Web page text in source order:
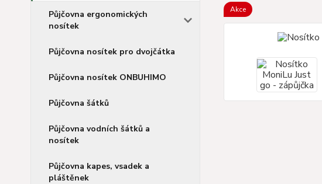
Půjčovna ergonomických
nosítek
Půjčovna nosítek pro dvojčátka
Půjčovna nosítek ONBUHIMO
Půjčovna šátků
Půjčovna vodních šátků a
nosítek
Půjčovna kapes, vsadek a
pláštěnek
Akce